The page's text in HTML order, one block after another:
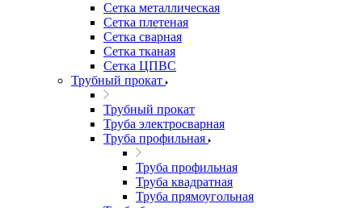
Сетка металлическая
Сетка плетеная
Сетка сварная
Сетка тканая
Сетка ЦПВС
Трубный прокат
Трубный прокат
Труба электросварная
Труба профильная
Труба профильная
Труба квадратная
Труба прямоугольная